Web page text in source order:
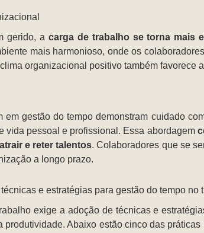
gerido, a carga de trabalho se torna mais
mais harmonioso, onde os
organizacional positivo também favorece
em gestão do tempo demonstram cuidado
vida pessoal e profissional. Essa abordagem
e reter talentos. Colaboradores que se
a longo prazo.
e estratégias para gestão do tempo no
exige a adoção de técnicas e
produtividade. Abaixo estão cinco das